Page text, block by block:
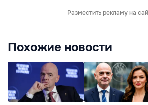
Разместить рекламу на
Похожие новости